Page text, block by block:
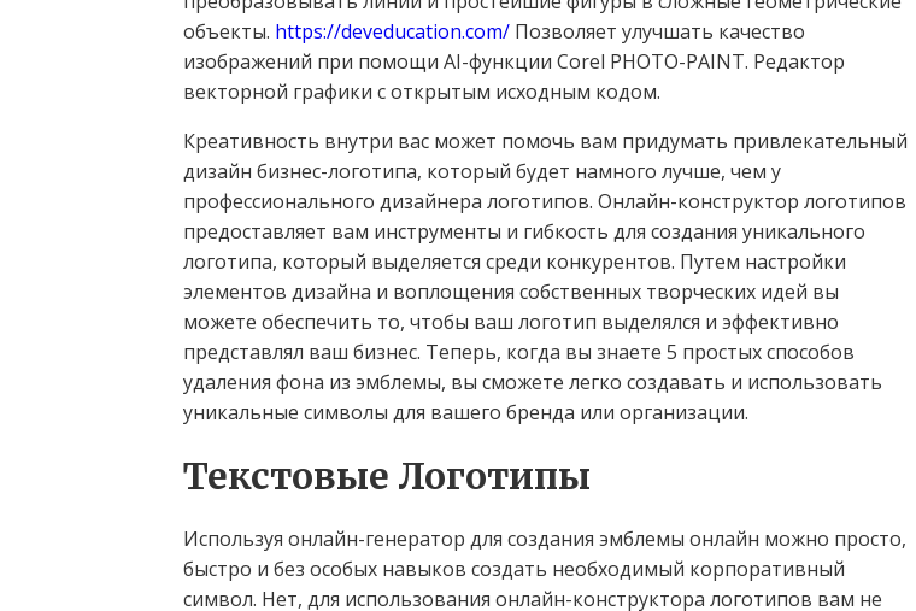
объекты. https://deveducation.com/ Позволяет улучшать качество
изображений при помощи AI-функции Corel PHOTO-PAINT. Редактор
векторной графики с открытым исходным кодом.
Креативность внутри вас может помочь вам придумать привлекательный
дизайн бизнес-логотипа, который будет намного лучше, чем у
профессионального дизайнера логотипов. Онлайн-конструктор логотипов
предоставляет вам инструменты и гибкость для создания уникального
логотипа, который выделяется среди конкурентов. Путем настройки
элементов дизайна и воплощения собственных творческих идей вы
можете обеспечить то, чтобы ваш логотип выделялся и эффективно
представлял ваш бизнес. Теперь, когда вы знаете 5 простых способов
удаления фона из эмблемы, вы сможете легко создавать и использовать
уникальные символы для вашего бренда или организации.
Текстовые Логотипы
Используя онлайн-генератор для создания эмблемы онлайн можно просто,
быстро и без особых навыков создать необходимый корпоративный
символ. Нет, для использования онлайн-конструктора логотипов вам не